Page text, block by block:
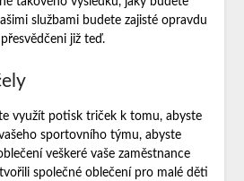
službami budete zajisté opravdu
již teď.
využít potisk triček k tomu, abyste
sportovního týmu, abyste
veškeré vaše zaměstnance
společné oblečení pro malé děti